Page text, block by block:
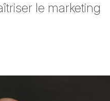
le marketing